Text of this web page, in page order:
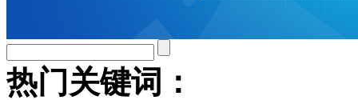
热门关键词：